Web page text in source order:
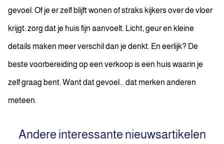
gevoel. Of je er zelf blijft wonen of straks kijkers over de vloer
krijgt: zorg dat je huis fijn aanvoelt. Licht, geur en kleine
details maken meer verschil dan je denkt. En eerlijk? De
beste voorbereiding op een verkoop is een huis waarin je
zelf graag bent. Want dat gevoel... dat merken anderen
meteen.
Andere interessante nieuwsartikelen